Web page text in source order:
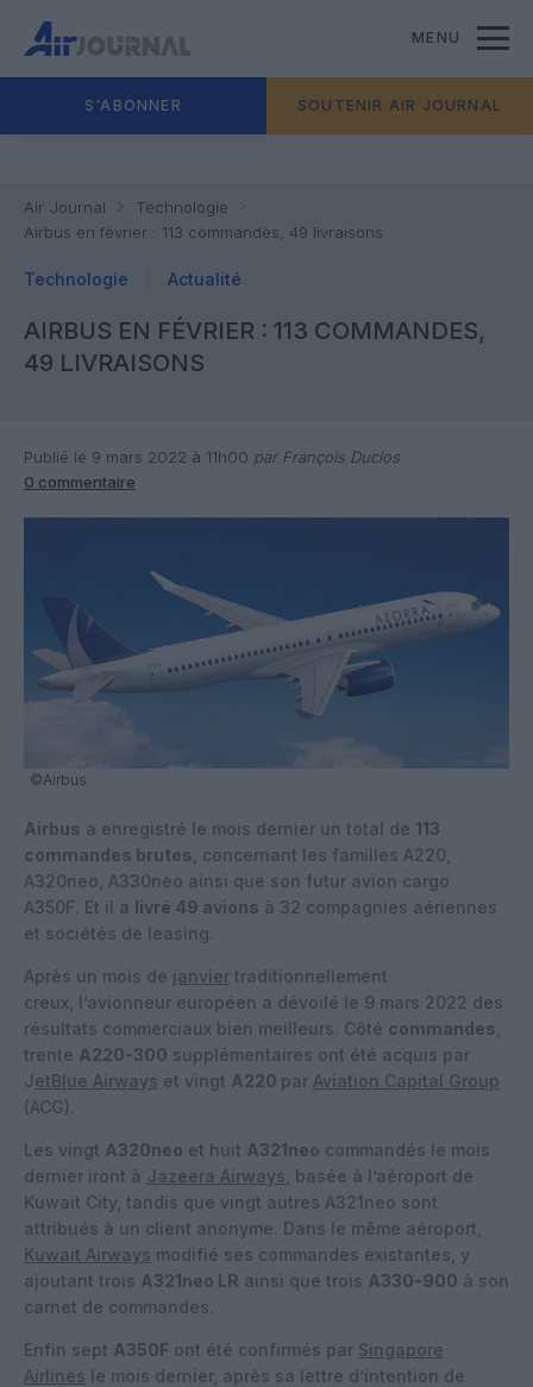
MENU
S'ABONNER SOUTENIR AIR JOURNAL
Air Journal
Technologie
Airbus en février : 113 commandes, 49 livraisons
Technologie Actualité
AIRBUS EN FÉVRIER : 113 COMMANDES,
49 LIVRAISONS
Publié le 9 mars 2022 à 11h00 par François Duclos
0 commentaire
©Airbus
Airbus a enregistré le mois dernier un total de 113
commandes brutes , concernant les familles A220,
A320neo, A330neo ainsi que son futur avion cargo
A350F. Et il a livré 49 avions à 32 compagnies aériennes
et sociétés de leasing.
Après un mois de janvier traditionnellement
creux, l’avionneur européen a dévoilé le 9 mars 2022 des
résultats commerciaux bien meilleurs. Côté commandes
trente A220-300 supplémentaires ont été acquis par
JetBlue Airways et vingt A220 par Aviation Capital Group
(ACG).
Les vingt A320neo et huit A321neo commandés le mois
dernier iront à Jazeera Airways , basée à l’aéroport de
Kuwait City, tandis que vingt autres A321neo sont
attribués à un client anonyme. Dans le même aéroport,
Kuwait Airways modifié ses commandes existantes, y
ajoutant trois A321neo LR ainsi que trois A330-900 à son
carnet de commandes.
Enfin sept A350F ont été confirmés par Singapore
Airlines le mois dernier, après sa lettre d’intention de